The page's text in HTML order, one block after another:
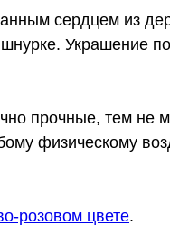
сердцем из
Украшение
прочные, тем не
физическому
розовом цвете.